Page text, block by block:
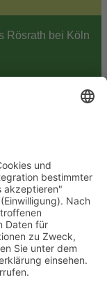
Rösrath bei Köln